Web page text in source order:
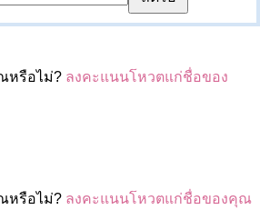
หรือไม่? ลงคะแนนโหวตแก่ชื่อของ
หรือไม่? ลงคะแนนโหวตแก่ชื่อของคุณ